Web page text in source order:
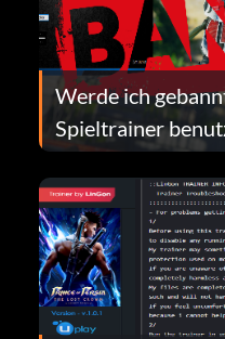
Werde ich
Spieltrainer